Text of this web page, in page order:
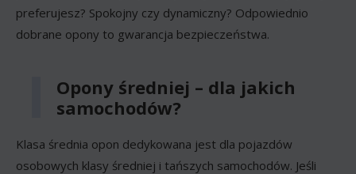
preferujesz? Spokojny czy dynamiczny? Odpowiednio
dobrane opony to gwarancja bezpieczeństwa.
Opony średniej – dla jakich
samochodów?
Klasa średnia opon dedykowana jest dla pojazdów
osobowych klasy średniej i tańszych samochodów. Jeśli